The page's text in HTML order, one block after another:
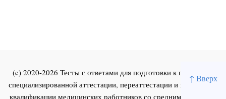
↑ Вверх
(c) 2020-2026 Тесты с ответами для подготовки к первичной
специализированной аттестации, переаттестации и повышения
квалификации медицинских работников со средним и высшим